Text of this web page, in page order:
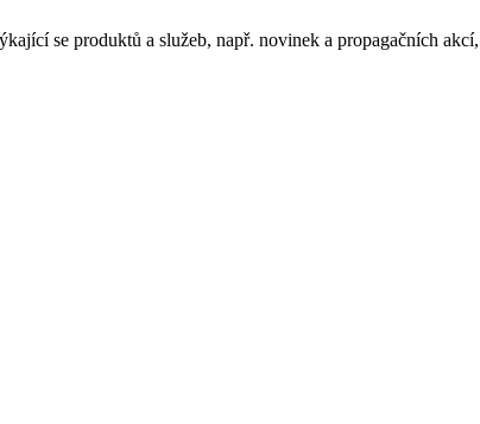
se produktů a služeb, např. novinek a propagačních